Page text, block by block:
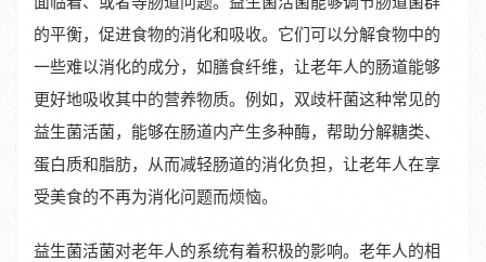
的平衡，促进食物的消化和吸收。它们可以分解食物中的
一些难以消化的成分，如膳食纤维，让老年人的肠道能够
更好地吸收其中的营养物质。例如，双歧杆菌这种常见的
益生菌活菌，能够在肠道内产生多种酶，帮助分解糖类、
蛋白质和脂肪，从而减轻肠道的消化负担，让老年人在享
受美食的不再为消化问题而烦恼。
益生菌活菌对老年人的系统有着积极的影响。老年人的相